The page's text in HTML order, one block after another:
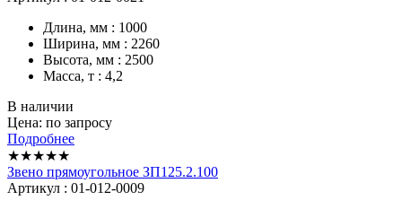
Длина, мм : 1000
Ширина, мм : 2260
Высота, мм : 2500
Масса, т : 4,2
В наличии
Цена: по запросу
Подробнее
★★★★★
Звено прямоугольное ЗП125.2.100
Артикул : 01-012-0009